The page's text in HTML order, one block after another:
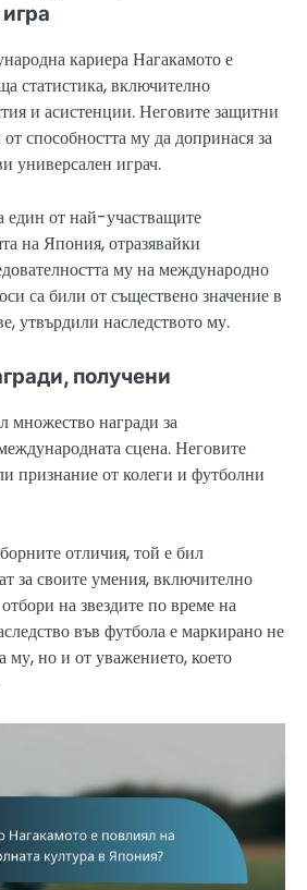
кариера Нагакамото е
статистика, включително
и асистенции. Неговите защитни
способността му да допринася за
универсален играч.
един от най-участващите
на Япония, отразявайки
му на международно
са били от съществено значение в
утвърдили наследството му.
получени
множество награди за
сцена. Неговите
признание от колеги и футболни
отличия, той е бил
за своите умения, включително
на звездите по време на
във футбола е маркирано не
му, но и от уважението, което